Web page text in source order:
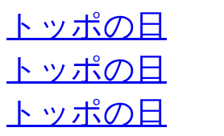
トッポの日
トッポの日
トッポの日